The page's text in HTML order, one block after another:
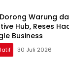
Warung
Hub, Reses
Business
30 Juli 2026